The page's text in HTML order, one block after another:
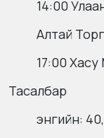
14:00
Алтай
17:00
Тасалбар
энгийн: